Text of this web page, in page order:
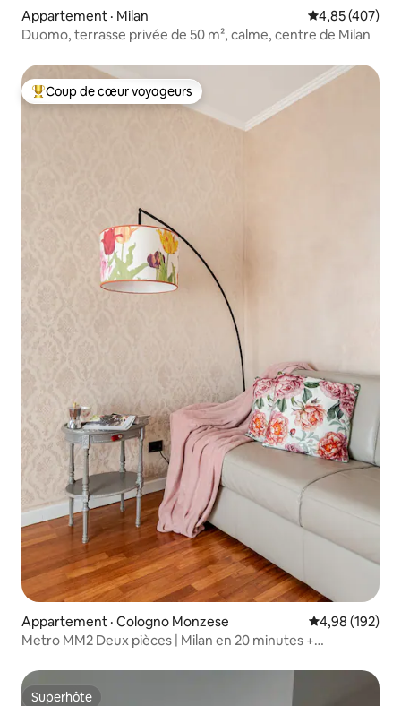
Appartement · Milan Note
4,85 (407)
Duomo, terrasse privée de 50 m², calme, centre de Milan
Coup de cœur voyageurs parmi les plus aimés
Coup de cœur voyageurs
Appartement · Cologno Monzese Note
4,98 (192)
Metro MM2 Deux pièces | Milan en 20 minutes +
Superhôte